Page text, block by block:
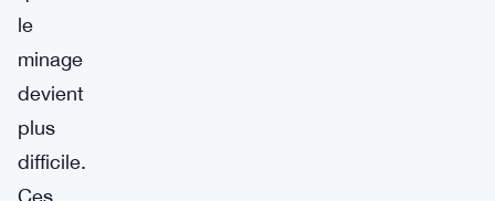
le
minage
devient
plus
difficile.
Ces